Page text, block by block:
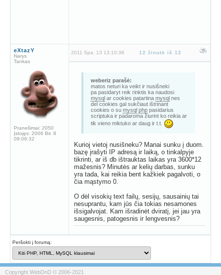
eXtazY
Narys
Tankas
Pranešimai: 2050
Įstojęs: 2006 Bir. 8
09:06:32
2011 Spa. 13 13:10:38 12 žinutė iš 12
weberiz parašė:
matos neturi ka veikt ir nusišneki
pa pasidaryt reik rinktis ka naudosi
mysqlar cookies patartina mysqlnes
del cookies gal sukčiaut ištrinant
cookies o su mysql phppasidarius
scriptuka ir padaroma žiurint ko reikia ar
tik vieno miktuko ar daug ir t.t.
Kurioj vietoj nusišneku? Manai sunku į duom.
bazę įrašyti IP adresą ir laiką, o tinkalpyje
tikrinti, ar iš db ištrauktas laikas yra 3600*12
mažesnis? Minutės ar kelių darbas, sunku
yra tada, kai reikia bent kažkiek pagalvoti, o
čia mąstymo 0.
O dėl visokių text failų, sesijų, sausainių tai
nesuprantu, kam jūs čia tokias nesamones
išsigalvojat. Kam išradinėt dviratį, jei jau yra
saugesnis, patogesnis ir lengvesnis?
Peršokti į forumą:
Copyright WebDnD © 2006-2021